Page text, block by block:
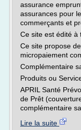
assurance
assurances pour
commerçants et
Ce site est édité à
Ce site propose
micropaiement
Complémentaire
Produits ou
APRIL Santé
de Prêt
complémentaire
Lire la suite